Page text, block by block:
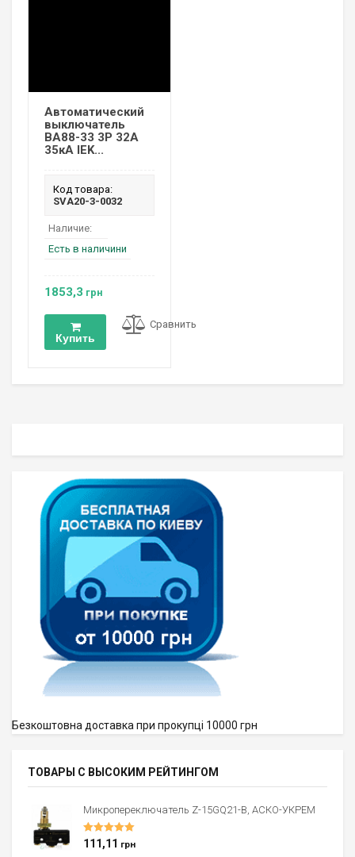
Автоматический
выключатель
ВА88-33 3P 32А
35кА IEK...
Код товара:
SVA20-3-0032
Наличие:
Есть в наличини
1853,3 грн
Купить
Сравнить
Безкоштовна доставка при прокупці 10000 грн
ТОВАРЫ С ВЫСОКИМ РЕЙТИНГОМ
Микропереключатель Z-15GQ21-B, АСКО-УКРЕМ
Оценка5.00
из 5
111,11 грн